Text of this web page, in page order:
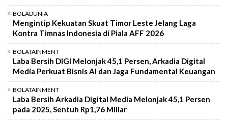
BOLADUNIA
Mengintip Kekuatan Skuat Timor Leste Jelang Laga
Kontra Timnas Indonesia di Piala AFF 2026
BOLATAINMENT
Laba Bersih DIGI Melonjak 45,1 Persen, Arkadia Digital
Media Perkuat Bisnis AI dan Jaga Fundamental Keuangan
BOLATAINMENT
Laba Bersih Arkadia Digital Media Melonjak 45,1 Persen
pada 2025, Sentuh Rp1,76 Miliar